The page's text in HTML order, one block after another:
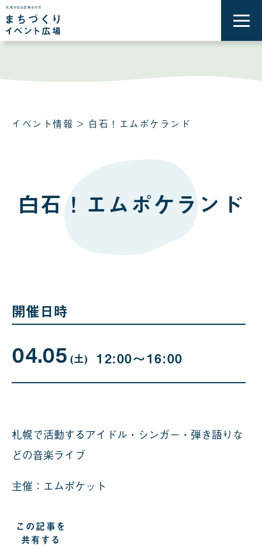
ニ
イベント情報 > 白石！エムポケランド
白石！エムポケランド
開催日時
04.05月
日
(土日
) 12:00〜16:00
札幌で活動するアイドル・シンガー・弾き語りな
どの音楽ライブ
主催：エムポケット
この記事を
共有する